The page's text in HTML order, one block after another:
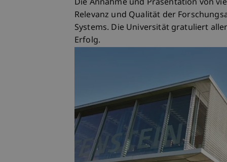
Die Annahme und Präsentation von
Relevanz und Qualität der
Systems. Die Universität gratuliert
Erfolg.